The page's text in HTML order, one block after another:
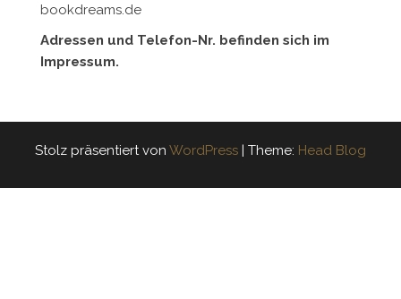
bookdreams.de
Adressen und Telefon-Nr. befinden sich im
Impressum.
Stolz präsentiert von WordPress | Theme: Head Blog